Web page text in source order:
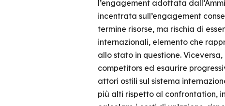
l’engagement adottata
incentrata sull’engagement
termine risorse, ma rischia di
internazionali, elemento che
allo stato in questione.
competitors ed esaurire
attori ostili sul sistema
più alti rispetto al confrontation,